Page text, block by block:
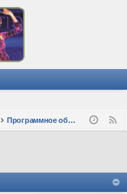
Программное обеспечение